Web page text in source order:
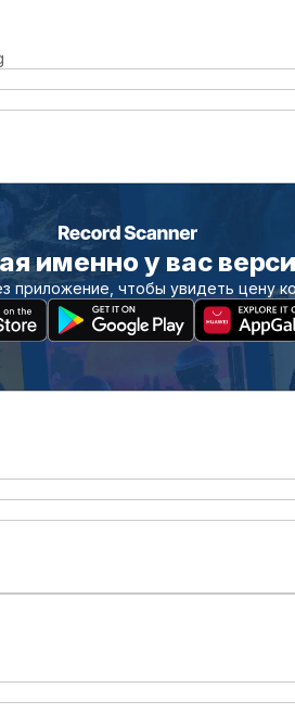
именно у вас
приложение, чтобы увидеть цену